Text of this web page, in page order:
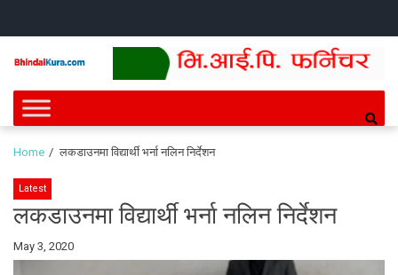
Bhindai Kura
News and entertainment.
Home लकडाउनमा विद्यार्थी भर्ना नलिन निर्देशन
Latest
लकडाउनमा विद्यार्थी भर्ना नलिन निर्देशन
By
Bhindai
May 3, 2020